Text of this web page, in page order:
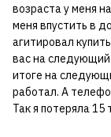
возраста у меня
меня впустить в
агитировал
вас на следующий
итоге на
работал. А
Так я потеряла 15